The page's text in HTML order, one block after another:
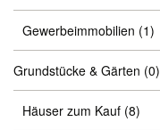
Gewerbeimmobilien (1)
Grundstücke & Gärten (0)
Häuser zum Kauf (8)